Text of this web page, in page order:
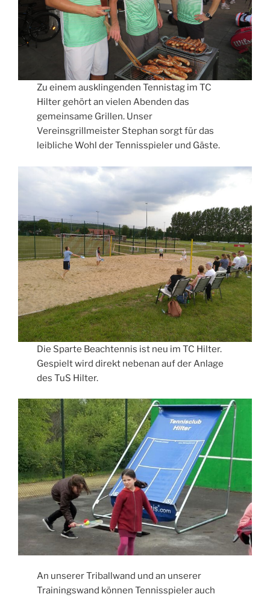
Zu einem ausklingenden Tennistag im TC
Hilter gehört an vielen Abenden das
gemeinsame Grillen. Unser
Vereinsgrillmeister Stephan sorgt für das
leibliche Wohl der Tennisspieler und Gäste.
Die Sparte Beachtennis ist neu im TC Hilter.
Gespielt wird direkt nebenan auf der Anlage
des TuS Hilter.
An unserer Triballwand und an unserer
Trainingswand können Tennisspieler auch